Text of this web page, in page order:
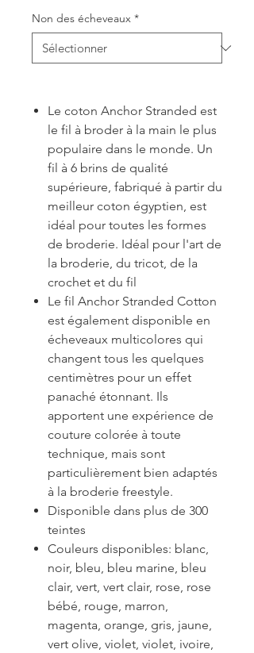
Non des écheveaux *
Le coton Anchor Stranded est
le fil à broder à la main le plus
populaire dans le monde. Un
fil à 6 brins de qualité
supérieure, fabriqué à partir du
meilleur coton égyptien, est
idéal pour toutes les formes
de broderie. Idéal pour l'art de
la broderie, du tricot, de la
crochet et du fil
Le fil Anchor Stranded Cotton
est également disponible en
écheveaux multicolores qui
changent tous les quelques
centimètres pour un effet
panaché étonnant. Ils
apportent une expérience de
couture colorée à toute
technique, mais sont
particulièrement bien adaptés
à la broderie freestyle.
Disponible dans plus de 300
teintes
Couleurs disponibles: blanc,
noir, bleu, bleu marine, bleu
clair, vert, vert clair, rose, rose
bébé, rouge, marron,
magenta, orange, gris, jaune,
vert olive, violet, violet, ivoire,